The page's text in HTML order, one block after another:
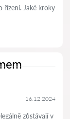
řízení. Jaké kroky
16.12.2024
zůstávají v